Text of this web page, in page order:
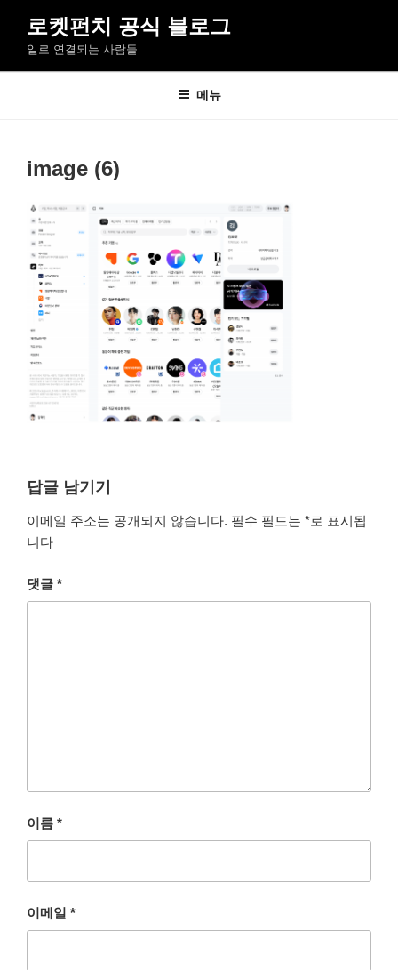
로
로켓펀치 공식 블로그
일로 연결되는 사람들
메뉴
image (6)
답글 남기기
이메일 주소는 공개되지 않습니다. 필수 필드는 *로 표시됩
니다
댓글 *
이름 *
이메일 *